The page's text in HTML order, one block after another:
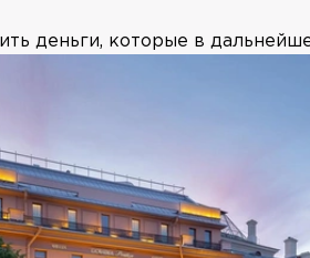
деньги, которые в